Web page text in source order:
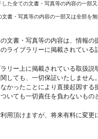
た全ての文書・写真等の内容の一
書・写真等の内容の一部又は全部を
文書・写真等の内容は、情報
ライブラリーに掲載されてい
リー上に掲載されている取扱
しても、一切保証いたしませ
かったことにより直接起因す
いても一切責任を負わないもの
用頂けますが、将来有料に変